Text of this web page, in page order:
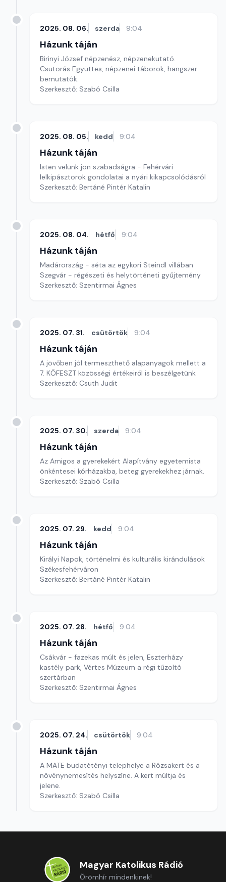
2025. 08. 06. szerda 9:04
Házunk táján
Birinyi József népzenész, népzenekutató.
Csutorás Együttes, népzenei táborok, hangszer
bemutatók.
Szerkesztő: Szabó Csilla
2025. 08. 05. kedd 9:04
Házunk táján
Isten velünk jön szabadságra - Fehérvári
lelkipásztorok gondolatai a nyári kikapcsolódásról
Szerkesztő: Bertáné Pintér Katalin
2025. 08. 04. hétfő 9:04
Házunk táján
Madárország - séta az egykori Steindl villában
Szegvár - régészeti és helytörténeti gyűjtemény
Szerkesztő: Szentirmai Ágnes
2025. 07. 31. csütörtök 9:04
Házunk táján
A jövőben jól termeszthető alapanyagok mellett a
7. KŐFESZT közösségi értékeiről is beszélgetünk
Szerkesztő: Csuth Judit
2025. 07. 30. szerda 9:04
Házunk táján
Az Amigos a gyerekekért Alapítvány egyetemista
önkéntesei kórházakba, beteg gyerekekhez járnak.
Szerkesztő: Szabó Csilla
2025. 07. 29. kedd 9:04
Házunk táján
Királyi Napok, történelmi és kulturális kirándulások
Székesfehérváron
Szerkesztő: Bertáné Pintér Katalin
2025. 07. 28. hétfő 9:04
Házunk táján
Csákvár - fazekas múlt és jelen, Eszterházy
kastély park, Vértes Múzeum a régi tűzoltó
szertárban
Szerkesztő: Szentirmai Ágnes
2025. 07. 24. csütörtök 9:04
Házunk táján
A MATE budatétényi telephelye a Rózsakert és a
növénynemesítés helyszíne. A kert múltja és
jelene.
Szerkesztő: Szabó Csilla
Magyar Katolikus Rádió
Örömhír mindenkinek!